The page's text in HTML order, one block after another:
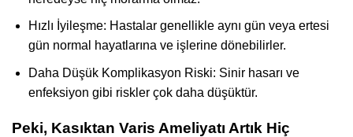
Hızlı İyileşme: Hastalar genellikle aynı gün veya ertesi
gün normal hayatlarına ve işlerine dönebilirler.
Daha Düşük Komplikasyon Riski: Sinir hasarı ve
enfeksiyon gibi riskler çok daha düşüktür.
Peki, Kasıktan Varis Ameliyatı Artık Hiç